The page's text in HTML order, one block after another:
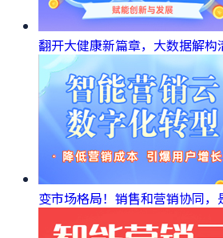
翻开大健康新篇章，大数据解
变市场格局！销售和营销协同，